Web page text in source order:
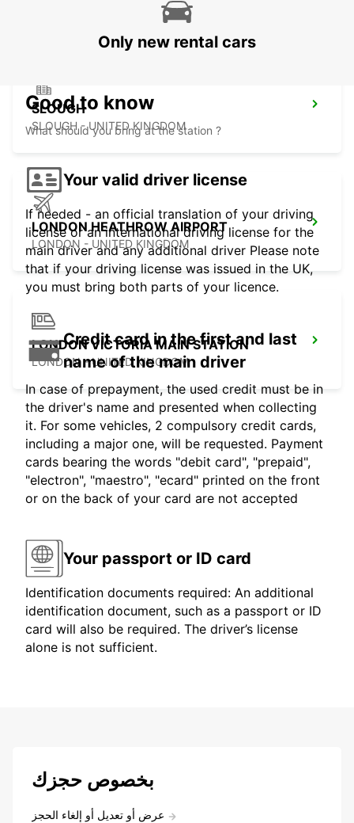
LONDON - UNITED KINGDOM
SLOUGH
SLOUGH - UNITED KINGDOM
LONDON HEATHROW AIRPORT
LONDON - UNITED KINGDOM
LONDON VICTORIA MAIN STATION
LONDON - UNITED KINGDOM
Only new rental cars
Good to know
What should you bring at the station ?
Your valid driver license
If needed - an official translation of your driving
license or an international driving license for the
main driver and any additional driver Please note
that if your driving license was issued in the UK,
you must bring both parts of your licence.
Credit card in the first and last
name of the main driver
In case of prepayment, the used credit must be in
the driver's name and presented when collecting
it. For some vehicles, 2 compulsory credit cards,
including a major one, will be requested. Payment
cards bearing the words "debit card", "prepaid",
"electron", "maestro", "ecard" printed on the front
or on the back of your card are not accepted
Your passport or ID card
Identification documents required: An additional
identification document, such as a passport or ID
card will also be required. The driver’s license
alone is not sufficient.
بخصوص حجزك
عرض أو تعديل أو إلغاء الحجز